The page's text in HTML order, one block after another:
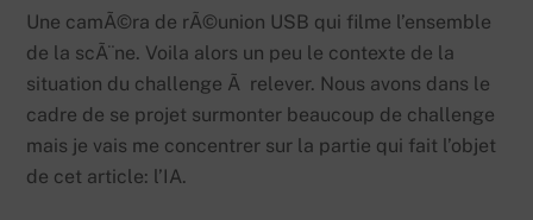
Une camÃ©ra de rÃ©union USB qui filme l’ensemble
de la scÃ¨ne. Voila alors un peu le contexte de la
situation du challenge Ã relever. Nous avons dans le
cadre de se projet surmonter beaucoup de challenge
mais je vais me concentrer sur la partie qui fait l’objet
de cet article: l’IA.